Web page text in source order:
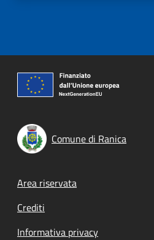
Comune di Ranica
Footer menu
Area riservata
Crediti
Informativa privacy